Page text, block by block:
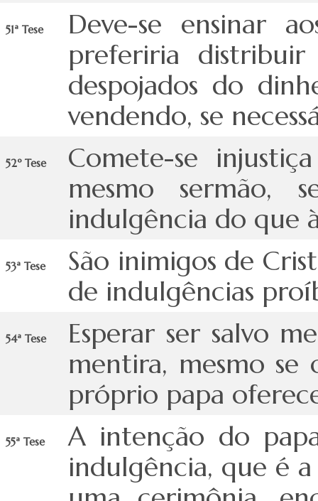
51ª Tese
Deve-se ensinar
preferiria
despojados do
vendendo, se
52º Tese
Comete-se
mesmo sermão,
indulgência do que
53ª Tese
São inimigos de
de indulgências
54ª Tese
Esperar ser salvo
mentira, mesmo se
próprio papa
55ª Tese
A intenção do
indulgência, que é